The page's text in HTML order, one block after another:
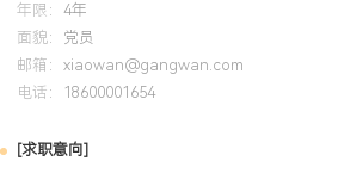
年限： 4年
面貌： 党员
邮箱： xiaowan@gangwan.com
电话：
18600001654
[求职意向]